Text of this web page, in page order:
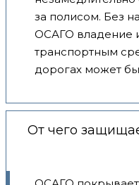
за полисом. Без
ОСАГО владение
транспортным
дорогах может
От чего